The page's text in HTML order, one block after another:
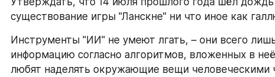
существование игры "Ланскне" ни что иное как
Инструменты "ИИ" не умеют лгать, – они всего
информацию согласно алгоритмов, вложенных в
любят наделять окружающие вещи человеческими